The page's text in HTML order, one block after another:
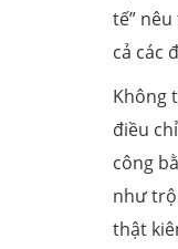
tế”
cả các
Không
điều
công
như
thật